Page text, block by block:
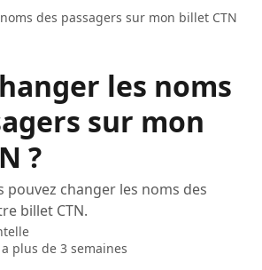
des passagers sur mon billet CTN
les noms
sur mon
?
pouvez changer les noms des
billet CTN.
plus de 3 semaines